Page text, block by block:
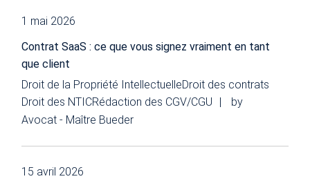
1 mai 2026
Contrat SaaS : ce que vous signez vraiment en tant
que client
Droit de la Propriété IntellectuelleDroit des contrats
Droit des NTICRédaction des CGV/CGU
by
Avocat - Maître Bueder
15 avril 2026